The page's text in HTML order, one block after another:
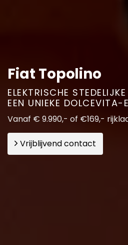
Fiat Topolino
ELEKTRISCHE
EEN UNIEKE DOLCEVITA-
Vanaf € 9.990,- of €169,-
Vrijblijvend contact